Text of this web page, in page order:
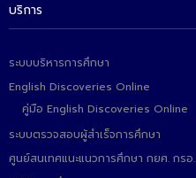
บริการ
ระบบบริหารการศึกษา
English Discoveries Online
คู่มือ English Discoveries Online
ระบบตรวจสอบผู้สำเร็จการศึกษา
ศูนย์สนเทศแนะแนวการศึกษา กยศ. กรอ.